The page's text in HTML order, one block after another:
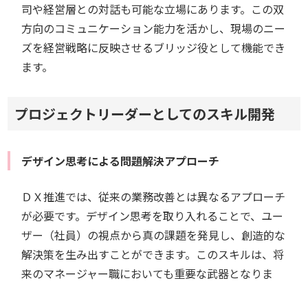
司や経営層との対話も可能な立場にあります。この双
方向のコミュニケーション能力を活かし、現場のニー
ズを経営戦略に反映させるブリッジ役として機能でき
ます。
プロジェクトリーダーとしてのスキル開発
デザイン思考による問題解決アプローチ
ＤＸ推進では、従来の業務改善とは異なるアプローチ
が必要です。デザイン思考を取り入れることで、ユー
ザー（社員）の視点から真の課題を発見し、創造的な
解決策を生み出すことができます。このスキルは、将
来のマネージャー職においても重要な武器となりま